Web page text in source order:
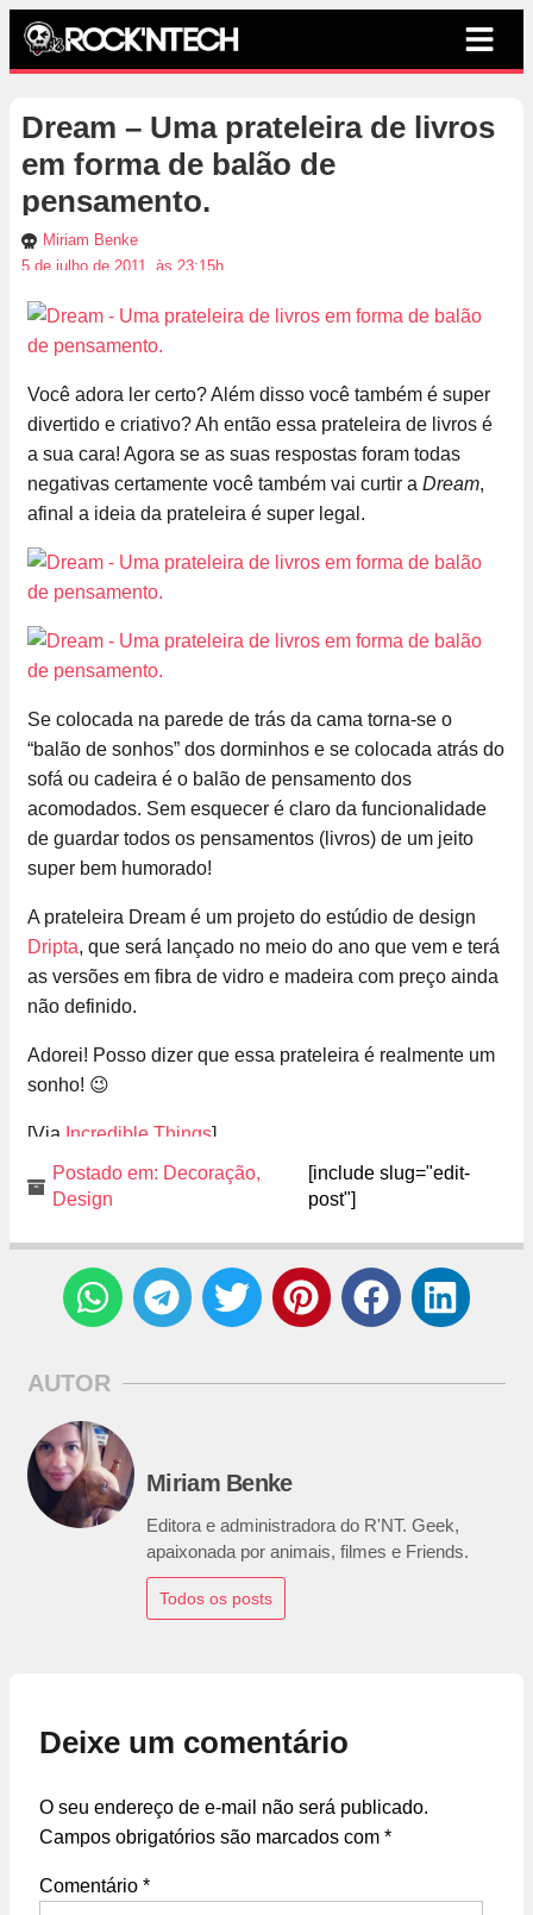
Dream – Uma prateleira de livros
em forma de balão de
pensamento.
Miriam Benke
5 de julho de 2011, às 23:15h
Você adora ler certo? Além disso você também é super
divertido e criativo? Ah então essa prateleira de livros é
a sua cara! Agora se as suas respostas foram todas
negativas certamente você também vai curtir a Dream,
afinal a ideia da prateleira é super legal.
Se colocada na parede de trás da cama torna-se o
“balão de sonhos” dos dorminhos e se colocada atrás do
sofá ou cadeira é o balão de pensamento dos
acomodados. Sem esquecer é claro da funcionalidade
de guardar todos os pensamentos (livros) de um jeito
super bem humorado!
A prateleira Dream é um projeto do estúdio de design
Dripta, que será lançado no meio do ano que vem e terá
as versões em fibra de vidro e madeira com preço ainda
não definido.
Adorei! Posso dizer que essa prateleira é realmente um
sonho! 😉
[Via Incredible Things]
Postado em: Decoração,
Design
[include slug="edit-
post"]
AUTOR
Miriam Benke
Editora e administradora do R'NT. Geek,
apaixonada por animais, filmes e Friends.
Todos os posts
Deixe um comentário
O seu endereço de e-mail não será publicado.
Campos obrigatórios são marcados com *
Comentário *